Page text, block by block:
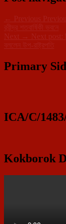
← Previous
রবীন্দ্র শতবার্ষিকী ভবনে
Next → Next post:
বললেন উপ-রাষ্ট্রপতি
Primary
ICA/C/
Kokborok